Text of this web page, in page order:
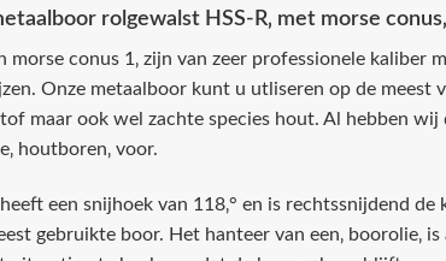
rolgewalst HSS-R‚ met morse
morse conus 1‚ zijn van zeer professionele kaliber
Onze metaalboor kunt u utliseren op de meest
maar ook wel zachte species hout. Al hebben wij
houtboren‚ voor.
een snijhoek van 118‚° en is rechtssnijdend
gebruikte boor. Het hanteer van een‚ boorolie‚